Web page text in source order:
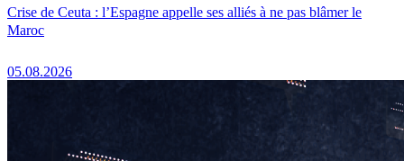
Crise de Ceuta : l’Espagne appelle ses alliés à ne pas blâmer le
Maroc
05.08.2026